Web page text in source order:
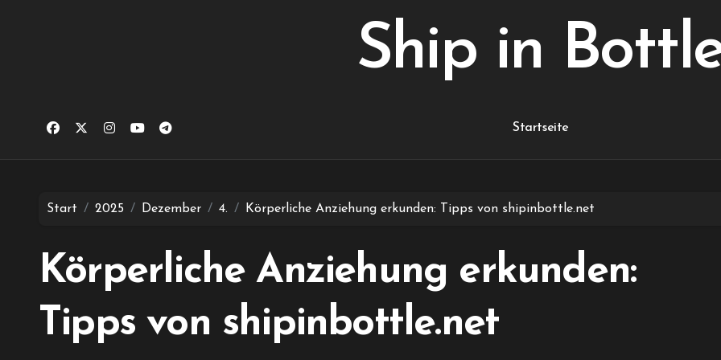
Ship in
Startseite
Start 2025 Dezember 4. Körperliche Anziehung erkunden: Tipps von shipinbottle.net
Körperliche Anziehung erkunden:
Tipps von shipinbottle.net